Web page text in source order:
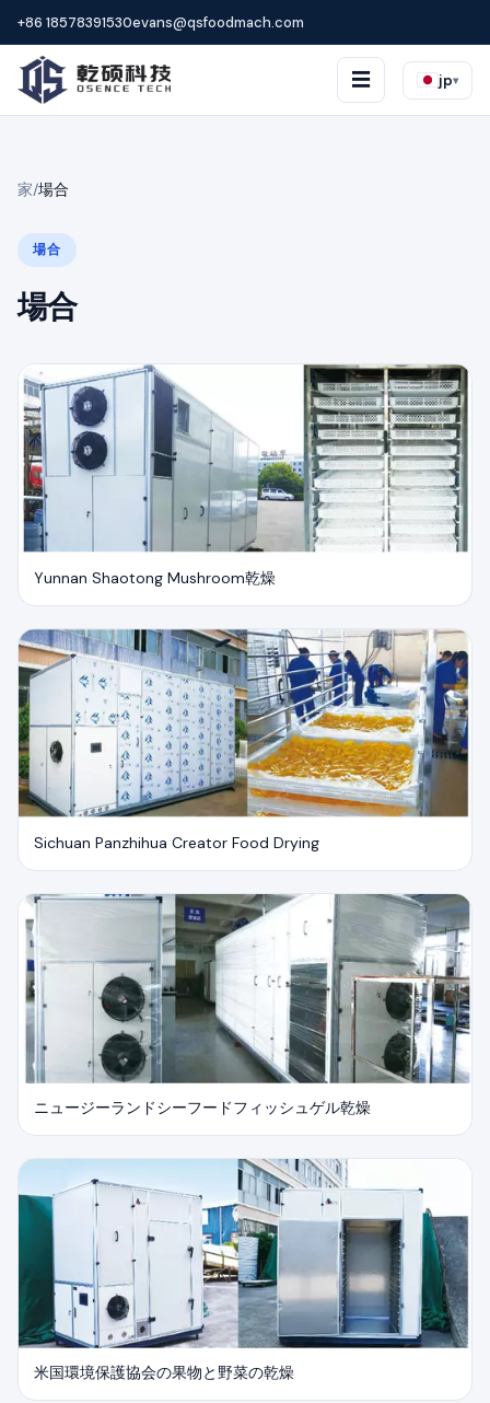
+86 18578391530evans@qsfoodmach.com
☰ jp▾
家/場合
場合
場合
Yunnan Shaotong Mushroom乾燥
Sichuan Panzhihua Creator Food Drying
ニュージーランドシーフードフィッシュゲル乾燥
米国環境保護協会の果物と野菜の乾燥